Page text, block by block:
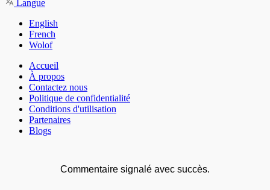
Langue
English
French
Wolof
Accueil
À propos
Contactez nous
Politique de confidentialité
Conditions d'utilisation
Partenaires
Blogs
Commentaire signalé avec succès.